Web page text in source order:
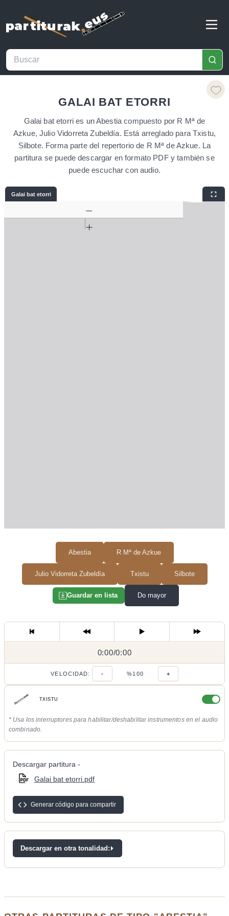
GALAI BAT ETORRI
Abestia R Mª de Azkue
Julio Vidorreta Zubeldía Txistu Silbote
Guardar en lista Do mayor
Galai bat etorri es un Abestia compuesto por R Mª de
Azkue, Julio Vidorreta Zubeldía. Está arreglado para Txistu,
Silbote. Forma parte del repertorio de R Mª de Azkue. La
partitura se puede descargar en formato PDF y también se
puede escuchar con audio.
0:00/
0:00/0:00
VELOCIDAD: - %100 +
TXISTU
* Usa los interruptores para habilitar/deshabilitar instrumentos en el audio
combinado.
Descargar partitura -
Galai bat etorri.pdf
Generar código para compartir
Descargar en otra tonalidad:
Galai bat etorri